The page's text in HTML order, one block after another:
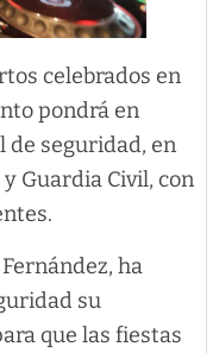
celebrados en
pondrá en
de seguridad, en
Guardia Civil, con
ha
su
que las fiestas